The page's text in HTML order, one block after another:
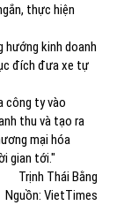
thực hiện
hướng kinh doanh
đích đưa xe tự
công ty vào
thu và tạo ra
mại hóa
gian tới."
Trịnh Thái Bằng
Nguồn: VietTimes